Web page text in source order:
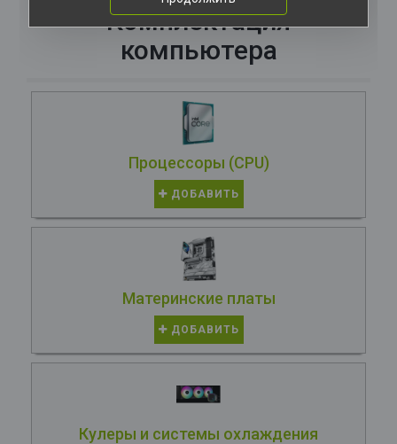
Комплектация
компьютера
Процессоры (CPU)
ДОБАВИТЬ
Материнские платы
ДОБАВИТЬ
Кулеры и системы охлаждения